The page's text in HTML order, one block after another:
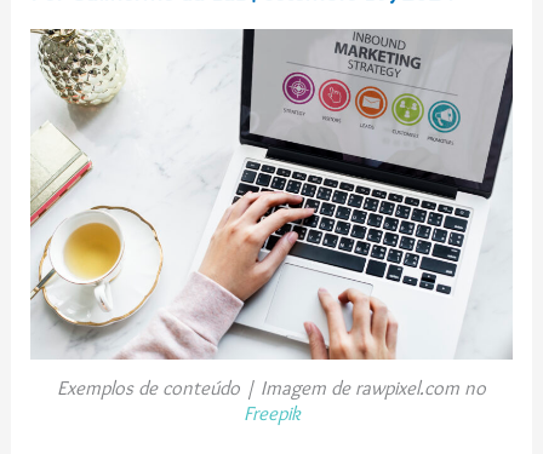
Exemplos de conteúdo | Imagem de rawpixel.com no
Freepik